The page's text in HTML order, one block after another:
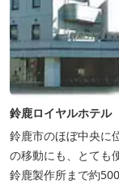
鈴鹿ロイヤルホテル
鈴鹿市のほぼ中央に
の移動にも、とても
鈴鹿製作所まで約